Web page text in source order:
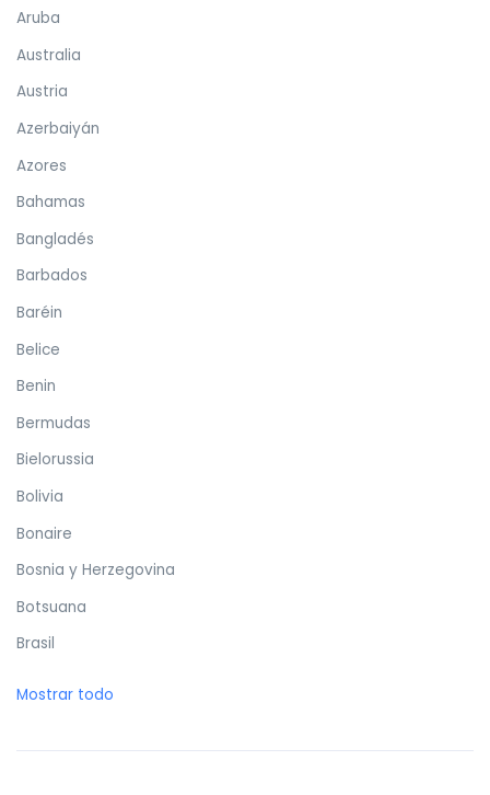
Aruba
Australia
Austria
Azerbaiyán
Azores
Bahamas
Bangladés
Barbados
Baréin
Belice
Benin
Bermudas
Bielorussia
Bolivia
Bonaire
Bosnia y Herzegovina
Botsuana
Brasil
Burkina Faso
Mostrar todo